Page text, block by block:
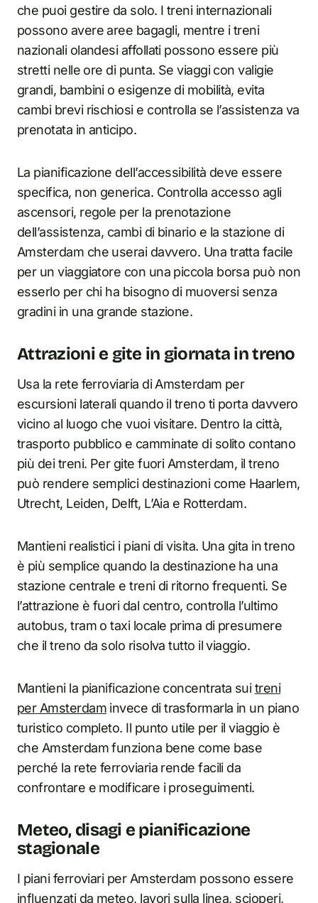
che puoi gestire da solo. I treni internazionali
possono avere aree bagagli, mentre i treni
nazionali olandesi affollati possono essere più
stretti nelle ore di punta. Se viaggi con valigie
grandi, bambini o esigenze di mobilità, evita
cambi brevi rischiosi e controlla se l’assistenza va
prenotata in anticipo.
La pianificazione dell’accessibilità deve essere
specifica, non generica. Controlla accesso agli
ascensori, regole per la prenotazione
dell’assistenza, cambi di binario e la stazione di
Amsterdam che userai davvero. Una tratta facile
per un viaggiatore con una piccola borsa può non
esserlo per chi ha bisogno di muoversi senza
gradini in una grande stazione.
Attrazioni e gite in giornata in treno
Usa la rete ferroviaria di Amsterdam per
escursioni laterali quando il treno ti porta davvero
vicino al luogo che vuoi visitare. Dentro la città,
trasporto pubblico e camminate di solito contano
più dei treni. Per gite fuori Amsterdam, il treno
può rendere semplici destinazioni come Haarlem,
Utrecht, Leiden, Delft, L’Aia e Rotterdam.
Mantieni realistici i piani di visita. Una gita in treno
è più semplice quando la destinazione ha una
stazione centrale e treni di ritorno frequenti. Se
l’attrazione è fuori dal centro, controlla l’ultimo
autobus, tram o taxi locale prima di presumere
che il treno da solo risolva tutto il viaggio.
Mantieni la pianificazione concentrata suitreni
per Amsterdaminvece di trasformarla in un piano
turistico completo. Il punto utile per il viaggio è
che Amsterdam funziona bene come base
perché la rete ferroviaria rende facili da
confrontare e modificare i proseguimenti.
Meteo, disagi e pianificazione
stagionale
I piani ferroviari per Amsterdam possono essere
influenzati da meteo, lavori sulla linea, scioperi,